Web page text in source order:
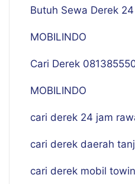
Butuh Sewa Derek 24
MOBILINDO
Cari Derek
MOBILINDO
cari derek 24 jam
cari derek daerah
cari derek mobil